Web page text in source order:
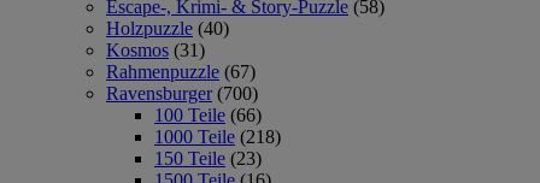
Escape-, Krimi- & Story-Puzzle (58)
Holzpuzzle (40)
Kosmos (31)
Rahmenpuzzle (67)
Ravensburger (700)
100 Teile (66)
1000 Teile (218)
150 Teile (23)